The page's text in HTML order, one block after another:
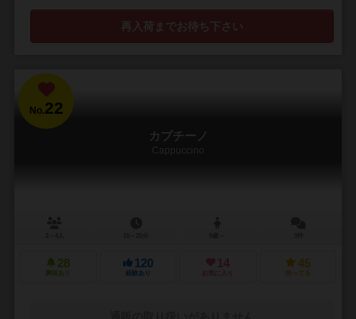
再入荷までお待ち下さい
No.22
カプチーノ
Cappuccino
28
興味あり
120
経験あり
14
お気に入り
45
持ってる